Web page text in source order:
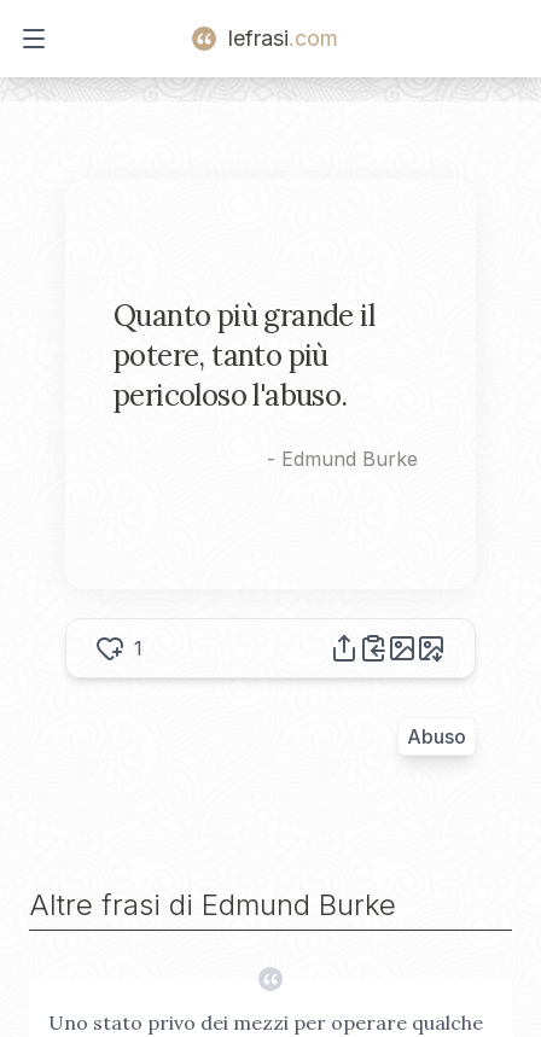
Open main menu
lefrasi.com
Quanto più grande il
potere, tanto più
pericoloso l'abuso.
- Edmund Burke
1
Abuso
Altre frasi di Edmund Burke
Uno stato privo dei mezzi per operare qualche